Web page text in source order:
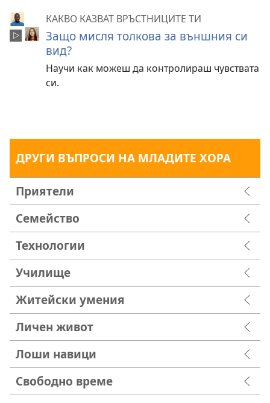
КАКВО КАЗВАТ ВРЪСТНИЦИТЕ ТИ
Защо мисля толкова за външния си
вид?
Научи как можеш да контролираш чувствата
си.
ДРУГИ ВЪПРОСИ НА МЛАДИТЕ ХОРА
Приятели
Семейство
Технологии
Училище
Житейски умения
Личен живот
Лоши навици
Свободно време